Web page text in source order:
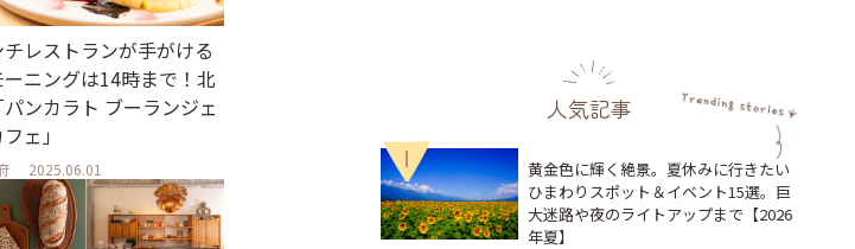
チレストランが手がける
ニングは14時まで！北
ンカラト ブーランジェ
ェ」
2025.06.01
人気記事
1
黄金色に輝く絶景。夏休みに行きたい
ひまわりスポット＆イベント15選。巨
大迷路や夜のライトアップまで【2026
年夏】